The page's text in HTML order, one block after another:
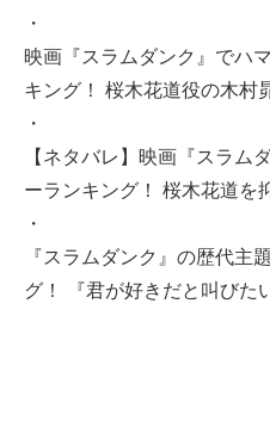
・
映画『スラムダンク』でハ
キング！ 桜木花道役の木村
・
【ネタバレ】映画『スラム
ーランキング！ 桜木花道を
・
『スラムダンク』の歴代主
グ！ 『君が好きだと叫びた